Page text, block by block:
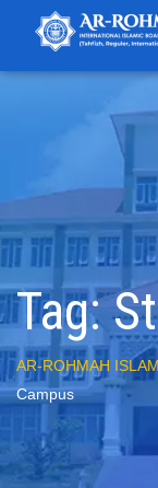
Tag:
AR-ROHMAH
Campus